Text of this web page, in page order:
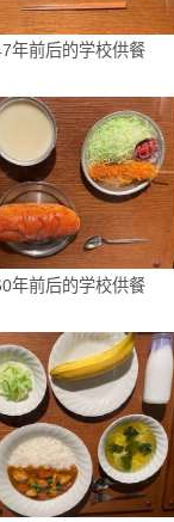
年前后的学校供餐
年前后的学校供餐